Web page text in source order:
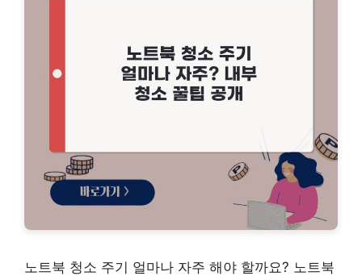
노트북 청소 주기 얼마나 자주 해야 할까요? 노트북